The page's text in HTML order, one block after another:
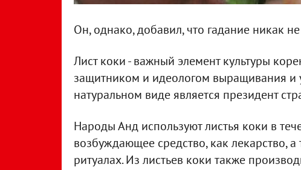
Он, однако, добавил, что гадание никак
Лист коки - важный элемент культуры
защитником и идеологом выращивания и
натуральном виде является президент
Народы Анд используют листья коки в
возбуждающее средство, как лекарство,
ритуалах. Из листьев коки также